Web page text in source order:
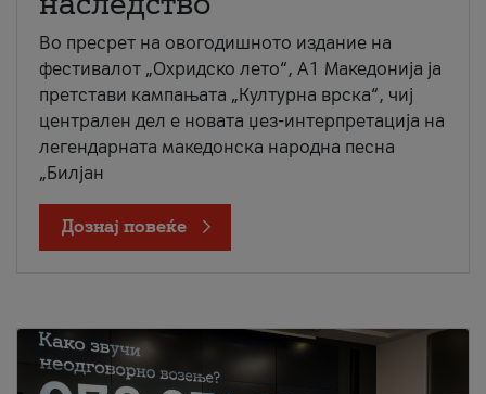
Во пресрет на овогодишното издание на
фестивалот „Охридско лето“, А1 Македонија ја
претстави кампањата „Културна врска“, чиј
централен дел е новата џез-интерпретација на
легендарната македонска народна песна
„Билјан
Дознај повеќе